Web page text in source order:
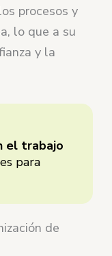
procesos y
lo que a su
y la
el trabajo
para
de